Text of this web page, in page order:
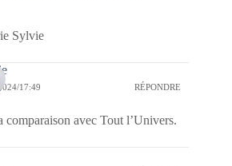
Sylvie
17:49 RÉPONDRE
comparaison avec Tout l’Univers.